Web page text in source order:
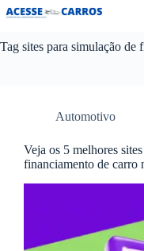
Pular
para
conteúdo
Tag sites para simulação de
Automotivo
Veja os 5 melhores
financiamento de carro